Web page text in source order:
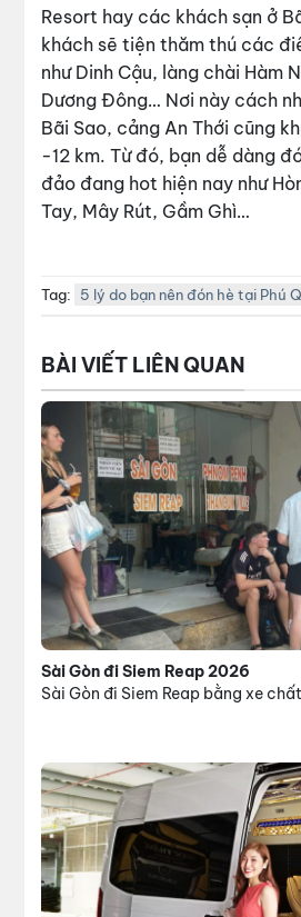
Resort hay các khách sạn ở
khách sẽ tiện thăm thú các
như Dinh Cậu, làng chài Hàm
Dương Đông… Nơi này cách
Bãi Sao, cảng An Thới cũng
-12 km. Từ đó, bạn dễ dàng
đảo đang hot hiện nay như
Tay, Mây Rút, Gầm Ghì…
Tag: 5 lý do bạn nên đón hè tại Phú
BÀI VIẾT LIÊN QUAN
Sài Gòn đi Siem Reap 2026
Sài Gòn đi Siem Reap bằng xe